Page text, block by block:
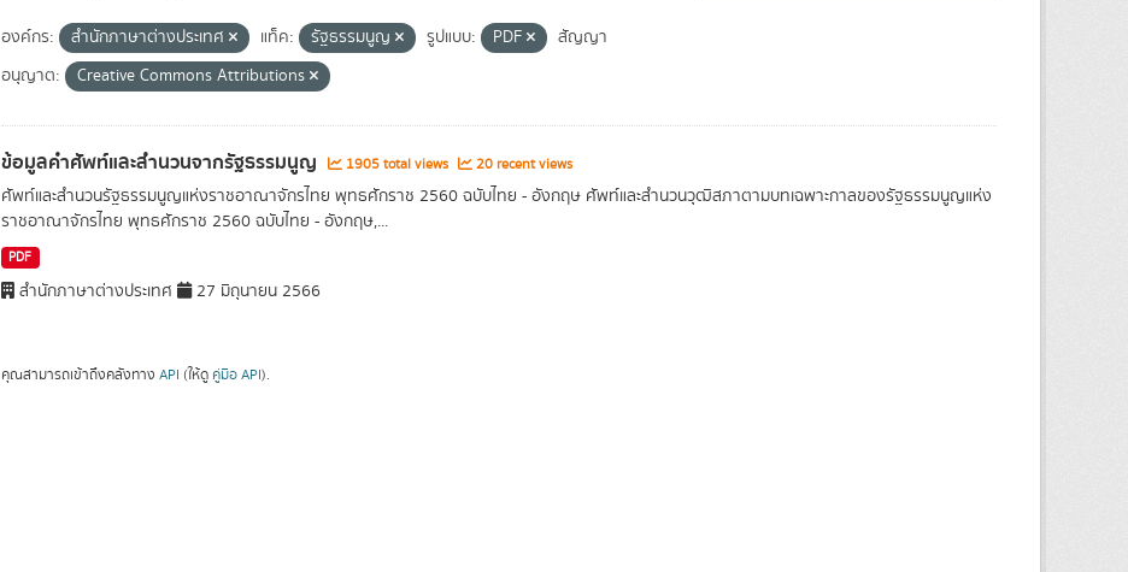
องค์กร: สำนักภาษาต่างประเทศ แท็ค: รัฐธรรมนูญ รูปแบบ: PDF
สัญญา
อนุญาต:
Creative Commons Attributions
ข้อมูลคำศัพท์และสำนวนจากรัฐธรรมนูญ 1905 total views 20 recent views
ศัพท์และสำนวนรัฐธรรมนูญแห่งราชอาณาจักรไทย พุทธศักราช 2560 ฉบับไทย - อังกฤษ ศัพท์และสำนวนวุฒิสภาตามบทเฉพาะกาลของรัฐธรรมนูญแห่ง
ราชอาณาจักรไทย พุทธศักราช 2560 ฉบับไทย - อังกฤษ,...
PDF
สำนักภาษาต่างประเทศ 27 มิถุนายน 2566
คุณสามารถเข้าถึงคลังทาง API (ให้ดู คู่มือ API).